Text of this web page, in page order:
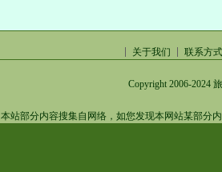
关于我们 联系方式
Copyright 2006-2024
本站部分内容搜集自网络，如您发现本网站某部分